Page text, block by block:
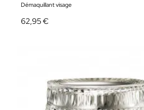
Démaquillant visage
62,95 €